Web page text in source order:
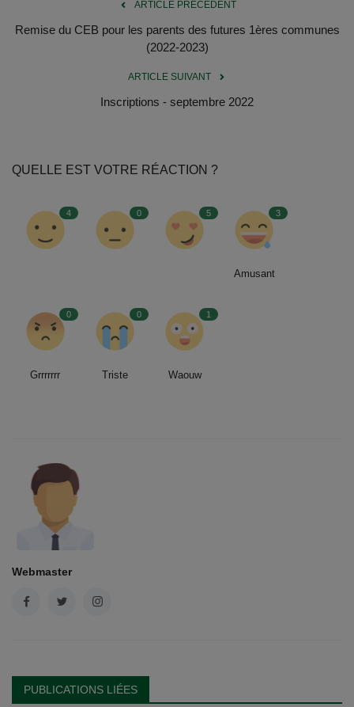
ARTICLE PRÉCÉDENT
Remise du CEB pour les parents des futures 1ères communes
(2022-2023)
ARTICLE SUIVANT
Inscriptions - septembre 2022
QUELLE EST VOTRE RÉACTION ?
4 0 5 3
Amusant
0
Grrrrrrr
0
Triste
1
Waouw
Webmaster
PUBLICATIONS LIÉES